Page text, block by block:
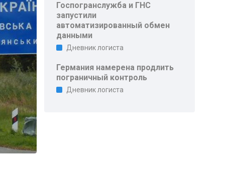
Госпогранслужба и ГНС
запустили
автоматизированный обмен
данными
Дневник логиста
Германия намерена продлить
пограничный контроль
Дневник логиста